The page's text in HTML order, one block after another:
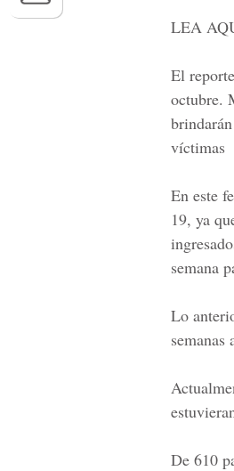
LEA
El
octubre.
víctimas
En este
19, ya
semana
Lo
De 610